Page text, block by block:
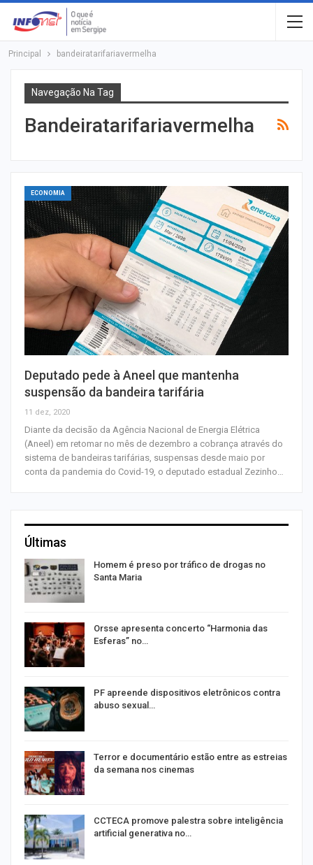
Principal bandeiratarifariavermelha
Navegação Na Tag
Bandeiratarifariavermelha
ECONOMIA
Deputado pede à Aneel que mantenha
suspensão da bandeira tarifária
11 dez, 2020
Diante da decisão da Agência Nacional de Energia Elétrica
(Aneel) em retomar no mês de dezembro a cobrança através do
sistema de bandeiras tarifárias, suspensas desde maio por
conta da pandemia do Covid-19, o deputado estadual Zezinho…
Últimas
Homem é preso por tráfico de drogas no
Santa Maria
Orsse apresenta concerto “Harmonia das
Esferas” no…
PF apreende dispositivos eletrônicos contra
abuso sexual…
Terror e documentário estão entre as estreias
da semana nos cinemas
CCTECA promove palestra sobre inteligência
artificial generativa no…